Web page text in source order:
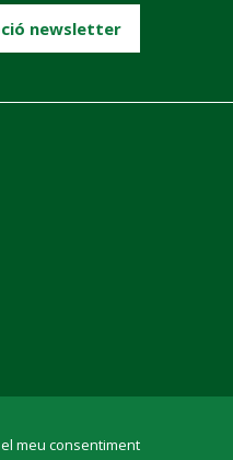
newsletter
meu consentiment